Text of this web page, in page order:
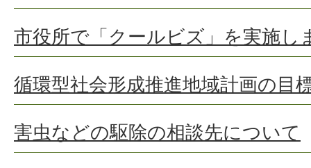
市役所で「クールビズ」を実施し
循環型社会形成推進地域計画の目
害虫などの駆除の相談先について